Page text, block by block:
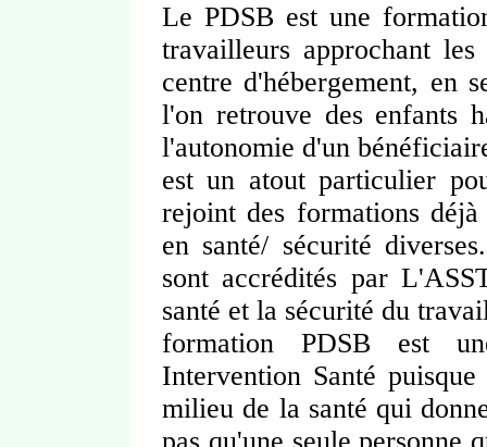
Le PDSB est une
travailleurs approchant
centre d'hébergement, en
l'on retrouve des enfants
l'autonomie d'un
est un atout particulier
rejoint des formations
en santé/ sécurité
sont accrédités par
santé et la sécurité du
formation PDSB est
Intervention Santé
milieu de la santé qui